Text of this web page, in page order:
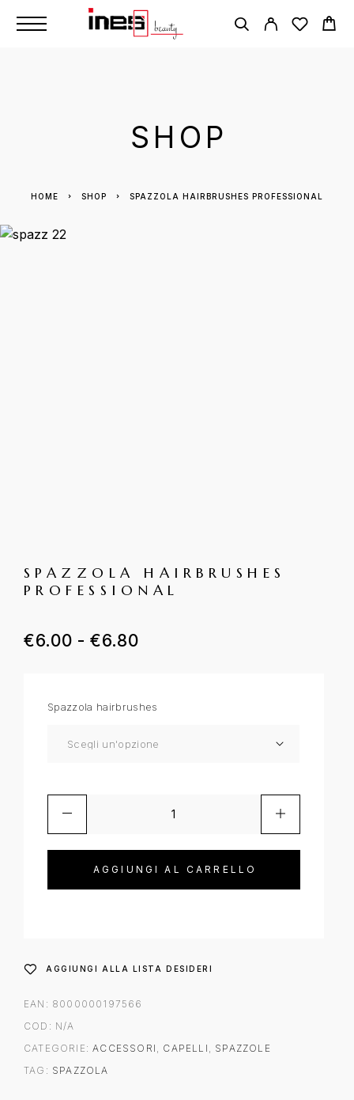
SHOP
HOME SHOP SPAZZOLA HAIRBRUSHES PROFESSIONAL
SPAZZOLA HAIRBRUSHES
PROFESSIONAL
€6.00 - €6.80
Spazzola hairbrushes
AGGIUNGI AL CARRELLO
AGGIUNGI ALLA LISTA DESIDERI
EAN: 8000000197566
COD: N/A
CATEGORIE:ACCESSORI , CAPELLI , SPAZZOLE
TAG: SPAZZOLA